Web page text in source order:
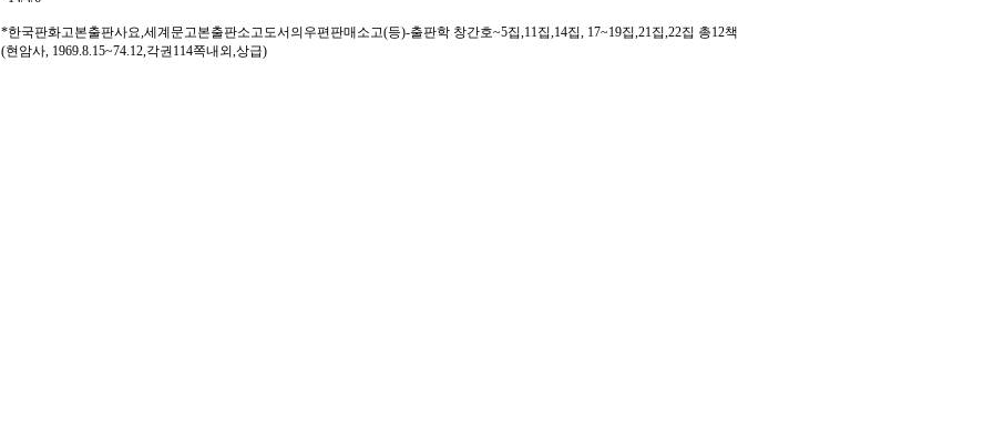
*한국판화고본출판사요,세계문고본출판소고도서의우편판매소고(등)-출판학 창간호~5집,11집,14집, 17~19집,21집,22집 총12책
(현암사, 1969.8.15~74.12,각권114쪽내외,상급)